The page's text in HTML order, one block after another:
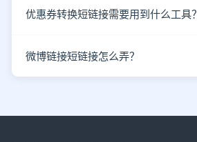
优惠券转换短链接需要用到什么工具？
微博链接短链接怎么弄？